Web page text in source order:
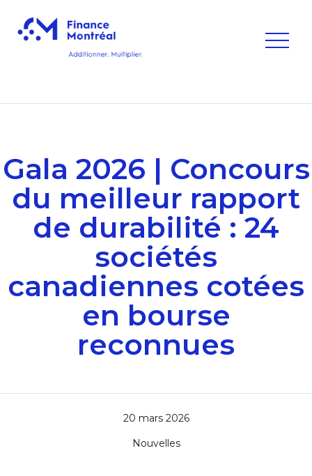
Gala 2026 | Concours
du meilleur rapport
de durabilité : 24
sociétés
canadiennes cotées
en bourse
reconnues
Nouvelles
20 mars 2026